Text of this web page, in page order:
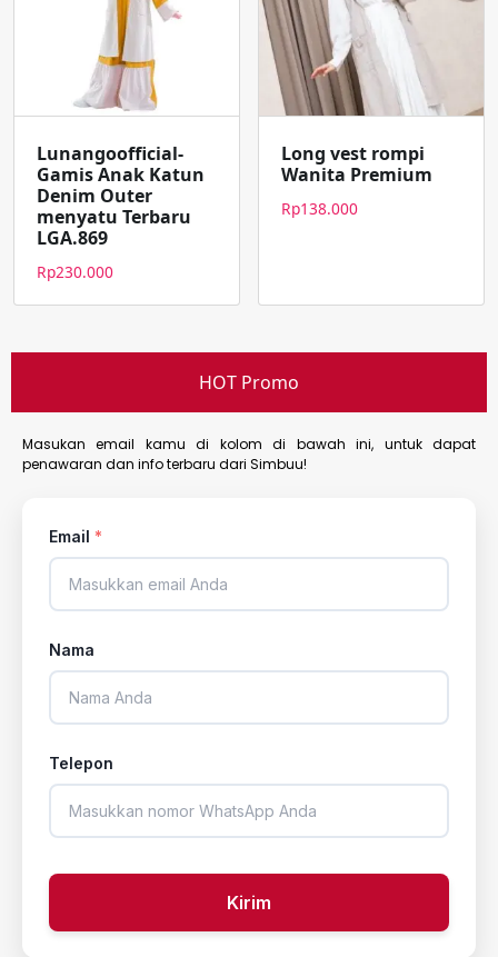
Lunangoofficial-
Gamis Anak Katun
Denim Outer
menyatu Terbaru
LGA.869
Rp230.000
Long vest rompi
Wanita Premium
Rp138.000
HOT Promo
Masukan email kamu di kolom di bawah ini, untuk dapat
penawaran dan info terbaru dari Simbuu!
Email *
Nama
Telepon
Kirim